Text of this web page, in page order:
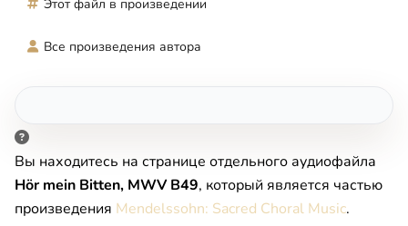
Этот файл в произведении
Все произведения автора
Вы находитесь на странице отдельного аудиофайла
Hör mein Bitten, MWV B49, который является частью
произведения Mendelssohn: Sacred Choral Music.